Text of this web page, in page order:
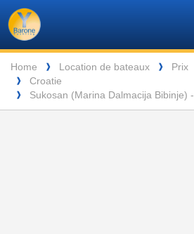
Barone
Yachting
Navigation
Breadcrumb
Home ❱ Location de bateaux ❱ Prix
❱ Croatie
❱ Sukosan (Marina Dalmacija Bibinje) -